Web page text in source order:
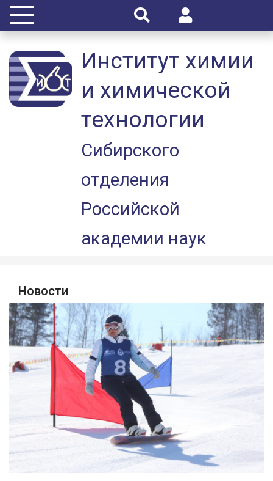
Институт химии
и химической
технологии
Сибирского
отделения
Российской
академии наук
Новости